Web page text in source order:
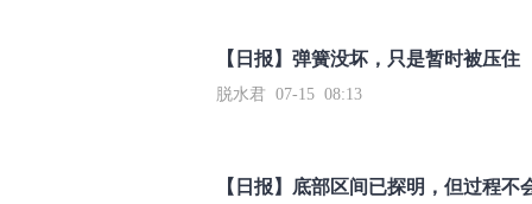
【日报】弹簧没坏，只是暂时被压住
脱水君 07-15 08:13
【日报】底部区间已探明，但过程不